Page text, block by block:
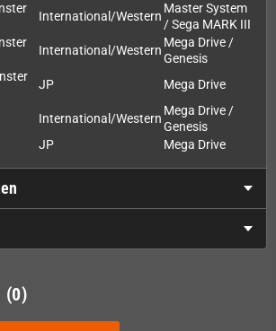
International/Western
Master System
/ Sega MARK III
International/Western
Mega Drive /
Genesis
JP Mega Drive
International/Western
Mega Drive /
Genesis
JP Mega Drive
(0)